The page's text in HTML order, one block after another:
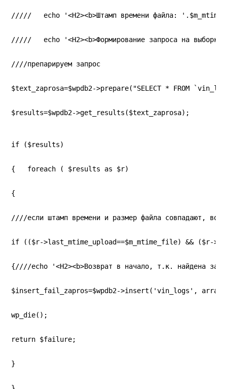
/////   echo '<H2><b>Штамп времени файла:
/////   echo '<H2><b>Формирование запроса на
////препарируем запрос
$text_zaprosa=$wpdb2->prepare("SELECT * FROM
$results=$wpdb2->get_results($text_zaprosa);
if ($results)
{   foreach ( $results as $r)
{
////если штамп времени и размер файла совпадают,
if (($r->last_mtime_upload==$m_mtime_file) && ($r-
{////echo '<H2><b>Возврат в начало, т.к. найдена
$insert_fail_zapros=$wpdb2->insert('vin_logs',
wp_die();
return $failure;
}